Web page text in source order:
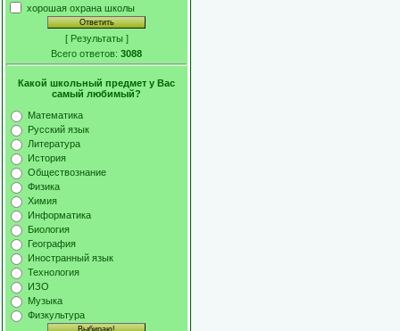
хорошая охрана школы
[ Результаты ]
Всего ответов: 3088
Какой школьный предмет у Вас
самый любимый?
Математика
Русский язык
Литература
История
Обществознание
Физика
Химия
Информатика
Биология
География
Иностранный язык
Технология
ИЗО
Музыка
Физкультура